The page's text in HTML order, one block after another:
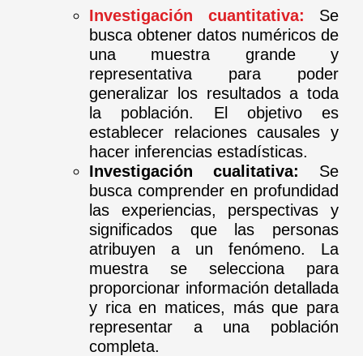
Investigación cuantitativa: Se
busca obtener datos numéricos de
una muestra grande y
representativa para poder
generalizar los resultados a toda
la población. El objetivo es
establecer relaciones causales y
hacer inferencias estadísticas.
Investigación cualitativa: Se
busca comprender en profundidad
las experiencias, perspectivas y
significados que las personas
atribuyen a un fenómeno. La
muestra se selecciona para
proporcionar información detallada
y rica en matices, más que para
representar a una población
completa.